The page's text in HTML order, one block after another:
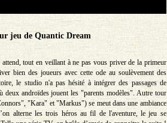
jeu de Quantic Dream
tout en veillant à ne pas vous priver de la primeur
bien des joueurs avec cette ode au soulèvement des
le studio n'a pas hésité à intégrer des passages de
deux androïdes jouent les "parents modèles". Autre tour
"Kara" et "Markus") se meut dans une ambiance
alterne les trois héros au fil de l'aventure, le jeu se